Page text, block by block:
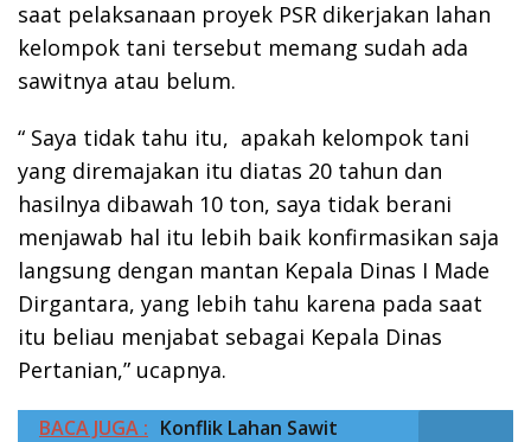
saat pelaksanaan proyek PSR dikerjakan lahan
kelompok tani tersebut memang sudah ada
sawitnya atau belum.
“ Saya tidak tahu itu, apakah kelompok tani
yang diremajakan itu diatas 20 tahun dan
hasilnya dibawah 10 ton, saya tidak berani
menjawab hal itu lebih baik konfirmasikan saja
langsung dengan mantan Kepala Dinas I Made
Dirgantara, yang lebih tahu karena pada saat
itu beliau menjabat sebagai Kepala Dinas
Pertanian,” ucapnya.
BACA JUGA : Konflik Lahan Sawit